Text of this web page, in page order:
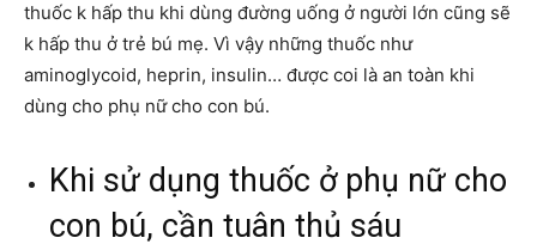
thuốc k hấp thu khi dùng đường uống ở người lớn cũng sẽ
k hấp thu ở trẻ bú mẹ. Vì vậy những thuốc như
aminoglycoid, heprin, insulin… được coi là an toàn khi
dùng cho phụ nữ cho con bú.
Khi sử dụng thuốc ở phụ nữ cho
con bú, cần tuân thủ sáu